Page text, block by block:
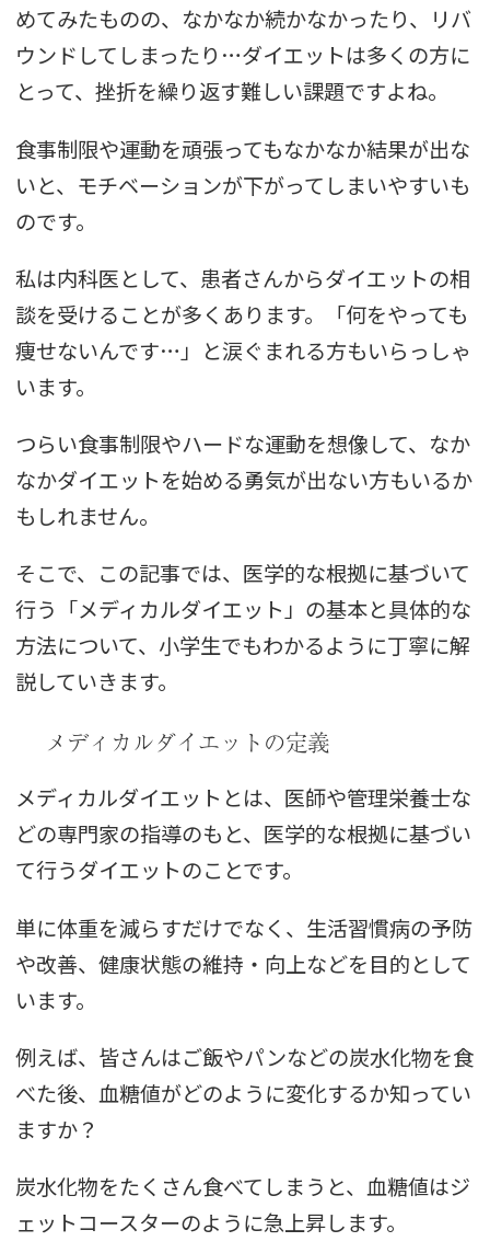
めてみたものの、なかなか続かなかったり、リバ
ウンドしてしまったり…ダイエットは多くの方に
とって、挫折を繰り返す難しい課題ですよね。
食事制限や運動を頑張ってもなかなか結果が出な
いと、モチベーションが下がってしまいやすいも
のです。
私は内科医として、患者さんからダイエットの相
談を受けることが多くあります。「何をやっても
痩せないんです…」と涙ぐまれる方もいらっしゃ
います。
つらい食事制限やハードな運動を想像して、なか
なかダイエットを始める勇気が出ない方もいるか
もしれません。
そこで、この記事では、医学的な根拠に基づいて
行う「メディカルダイエット」の基本と具体的な
方法について、小学生でもわかるように丁寧に解
説していきます。
メディカルダイエットの定義
メディカルダイエットとは、医師や管理栄養士な
どの専門家の指導のもと、医学的な根拠に基づい
て行うダイエットのことです。
単に体重を減らすだけでなく、生活習慣病の予防
や改善、健康状態の維持・向上などを目的として
います。
例えば、皆さんはご飯やパンなどの炭水化物を食
べた後、血糖値がどのように変化するか知ってい
ますか？
炭水化物をたくさん食べてしまうと、血糖値はジ
ェットコースターのように急上昇します。